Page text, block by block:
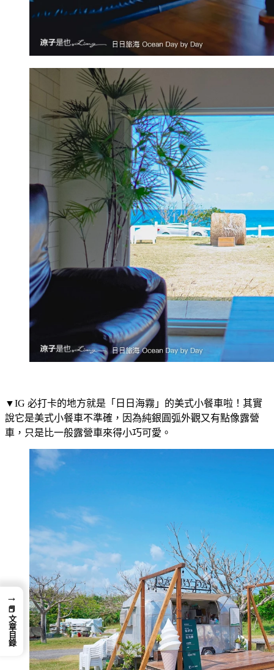
▼IG 必打卡的地方就是「日日海霧」的美式小餐車啦！其實
說它是美式小餐車不準確，因為純銀圓弧外觀又有點像露營
車，只是比一般露營車來得小巧可愛。
→
📕 文章目錄